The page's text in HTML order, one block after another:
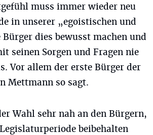
muss immer wieder neu
in unserer „egoistischen und
dies bewusst machen und
seinen Sorgen und Fragen nie
Vor allem der erste Bürger der
Mettmann so sagt.
Wahl sehr nah an den Bürgern,
beibehalten